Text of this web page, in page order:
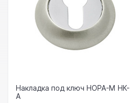
Накладка под ключ НОРА-М НК-
А